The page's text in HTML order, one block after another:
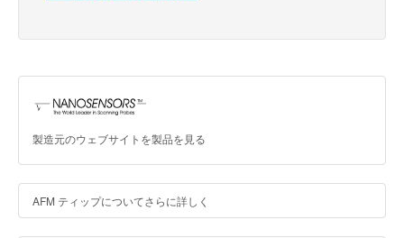
製造元のウェブサイトを製品を見る
AFM ティップについてさらに詳しく